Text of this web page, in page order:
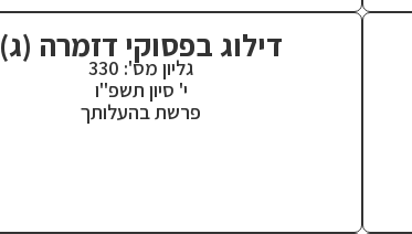
דילוג בפסוקי דזמרה (ג)
גליון מס': 330
י' סיון תשפ"ו
פרשת בהעלותך